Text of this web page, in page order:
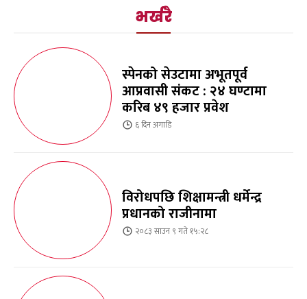
भर्खरै
स्पेनको सेउटामा अभूतपूर्व
आप्रवासी संकट : २४ घण्टामा
करिब ४९ हजार प्रवेश
६ दिनअगाडि
विरोधपछि शिक्षामन्त्री धर्मेन्द्र
प्रधानको राजीनामा
२०८३ साउन ९ गते १५:२८